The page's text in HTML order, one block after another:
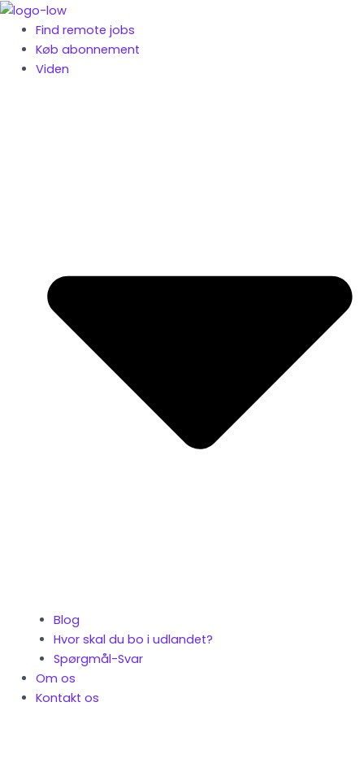
Gå
indholdet
Find remote jobs
Køb abonnement
Viden
Blog
Hvor skal du bo i udlandet?
Spørgmål-Svar
Om os
Kontakt os